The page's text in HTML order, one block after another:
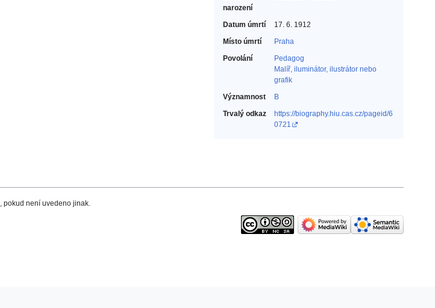
narození
Datum úmrtí
17. 6. 1912
Místo úmrtí
Praha
Povolání
Pedagog‎
Malíř, iluminátor, ilustrátor nebo
grafik‎
Významnost
B
Trvalý odkaz
https://biography.hiu.cas.cz/pageid/6
0721
, pokud není uvedeno jinak.